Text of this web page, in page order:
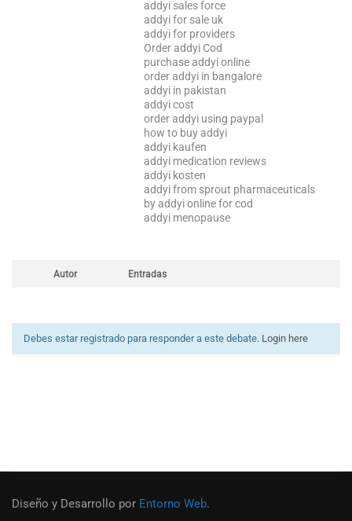
addyi sales force
addyi for sale uk
addyi for providers
Order addyi Cod
purchase addyi online
order addyi in bangalore
addyi in pakistan
addyi cost
order addyi using paypal
how to buy addyi
addyi kaufen
addyi medication reviews
addyi kosten
addyi from sprout pharmaceuticals
by addyi online for cod
addyi menopause
Autor Entradas
Debes estar registrado para responder a este debate. Login here
Diseño y Desarrollo por Entorno Web.